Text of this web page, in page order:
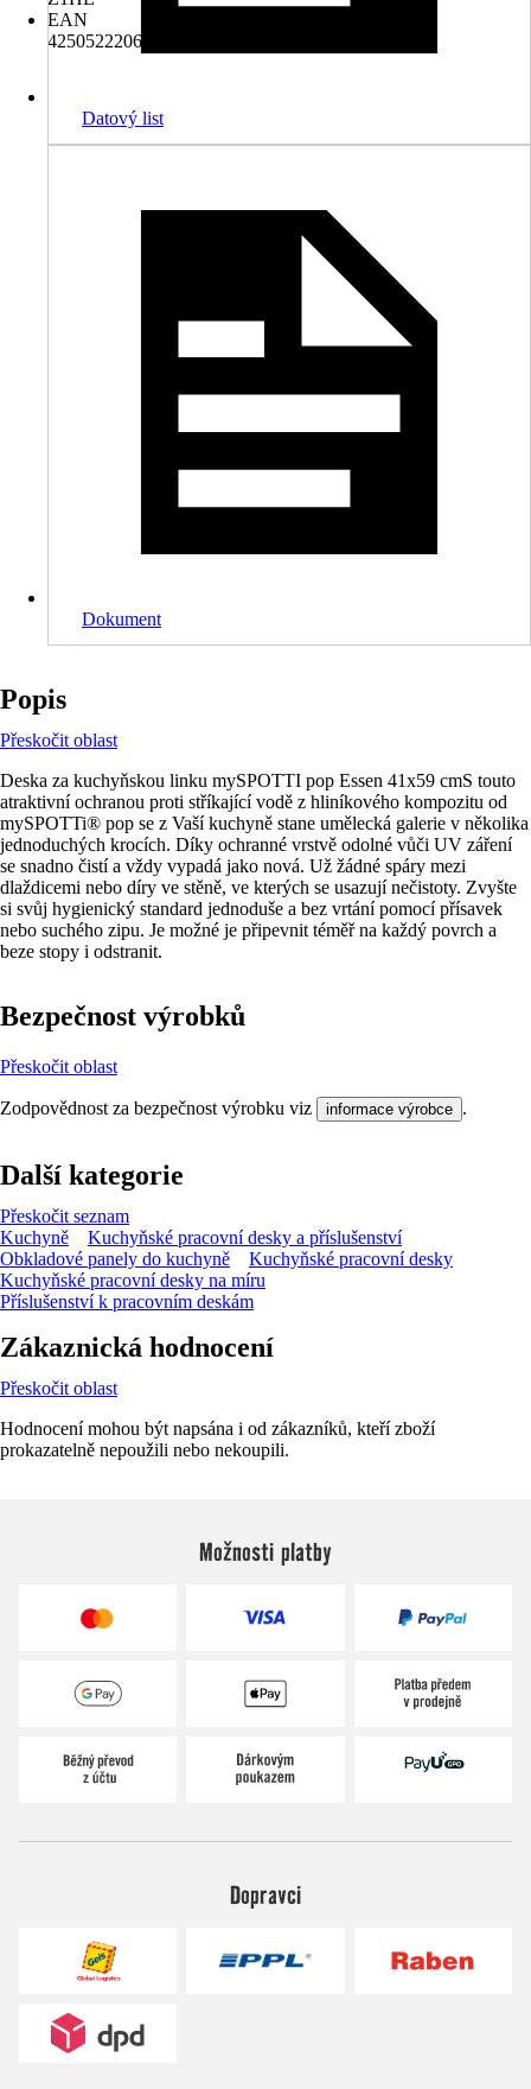
EAN
4250522206329
Datový list
Dokument
Popis
Přeskočit oblast
Deska za kuchyňskou linku mySPOTTI pop Essen 41x59 cmS touto
atraktivní ochranou proti stříkající vodě z hliníkového kompozitu od
mySPOTTi® pop se z Vaší kuchyně stane umělecká galerie v několika
jednoduchých krocích. Díky ochranné vrstvě odolné vůči UV záření
se snadno čistí a vždy vypadá jako nová. Už žádné spáry mezi
dlaždicemi nebo díry ve stěně, ve kterých se usazují nečistoty. Zvyšte
si svůj hygienický standard jednoduše a bez vrtání pomocí přísavek
nebo suchého zipu. Je možné je připevnit téměř na každý povrch a
beze stopy i odstranit.
Bezpečnost výrobků
Přeskočit oblast
Zodpovědnost za bezpečnost výrobku viz informace výrobce .
Další kategorie
Přeskočit seznam
Kuchyně
Kuchyňské pracovní desky a příslušenství
Obkladové panely do kuchyně
Kuchyňské pracovní desky
Kuchyňské pracovní desky na míru
Příslušenství k pracovním deskám
Zákaznická hodnocení
Přeskočit oblast
Hodnocení mohou být napsána i od zákazníků, kteří zboží
prokazatelně nepoužili nebo nekoupili.
Možnosti platby
Dopravci